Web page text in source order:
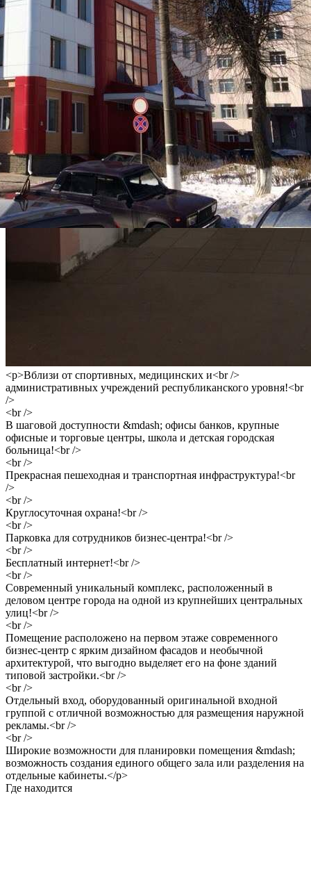
<p>Вблизи от спортивных, медицинских и<br />
административных учреждений республиканского уровня!<br
/>
<br />
В шаговой доступности &mdash; офисы банков, крупные
офисные и торговые центры, школа и детская городская
больница!<br />
<br />
Прекрасная пешеходная и транспортная инфраструктура!<br
/>
<br />
Круглосуточная охрана!<br />
<br />
Парковка для сотрудников бизнес-центра!<br />
<br />
Бесплатный интернет!<br />
<br />
Современный уникальный комплекс, расположенный в
деловом центре города на одной из крупнейших центральных
улиц!<br />
<br />
Помещение расположено на первом этаже современного
бизнес-центр с ярким дизайном фасадов и необычной
архитектурой, что выгодно выделяет его на фоне зданий
типовой застройки.<br />
<br />
Отдельный вход, оборудованный оригинальной входной
группой с отличной возможностью для размещения наружной
рекламы.<br />
<br />
Широкие возможности для планировки помещения &mdash;
возможность создания единого общего зала или разделения на
отдельные кабинеты.</p>
Где находится